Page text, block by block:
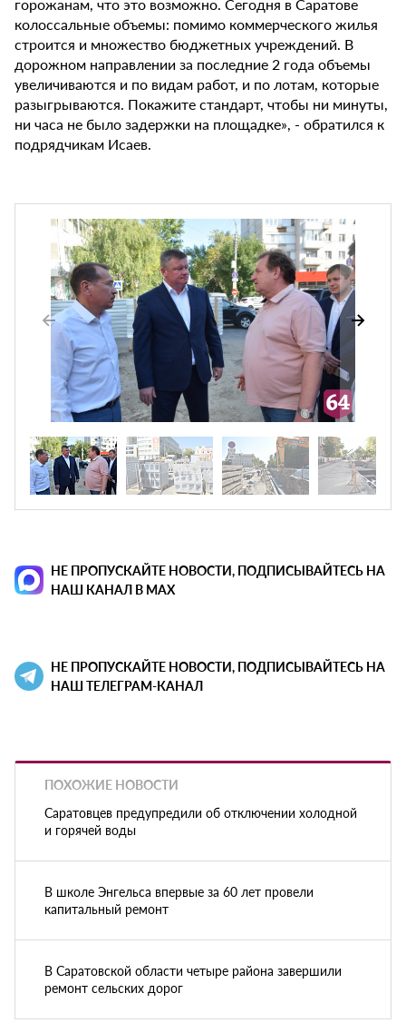
горожанам, что это возможно. Сегодня в Саратове
колоссальные объемы: помимо коммерческого жилья
строится и множество бюджетных учреждений. В
дорожном направлении за последние 2 года объемы
увеличиваются и по видам работ, и по лотам, которые
разыгрываются. Покажите стандарт, чтобы ни минуты,
ни часа не было задержки на площадке», - обратился к
подрядчикам Исаев.
НЕ ПРОПУСКАЙТЕ НОВОСТИ, ПОДПИСЫВАЙТЕСЬ НА
НАШ КАНАЛ В MAX
НЕ ПРОПУСКАЙТЕ НОВОСТИ, ПОДПИСЫВАЙТЕСЬ НА
НАШ ТЕЛЕГРАМ-КАНАЛ
ПОХОЖИЕ НОВОСТИ
Саратовцев предупредили об отключении холодной
и горячей воды
В школе Энгельса впервые за 60 лет провели
капитальный ремонт
В Саратовской области четыре района завершили
ремонт сельских дорог